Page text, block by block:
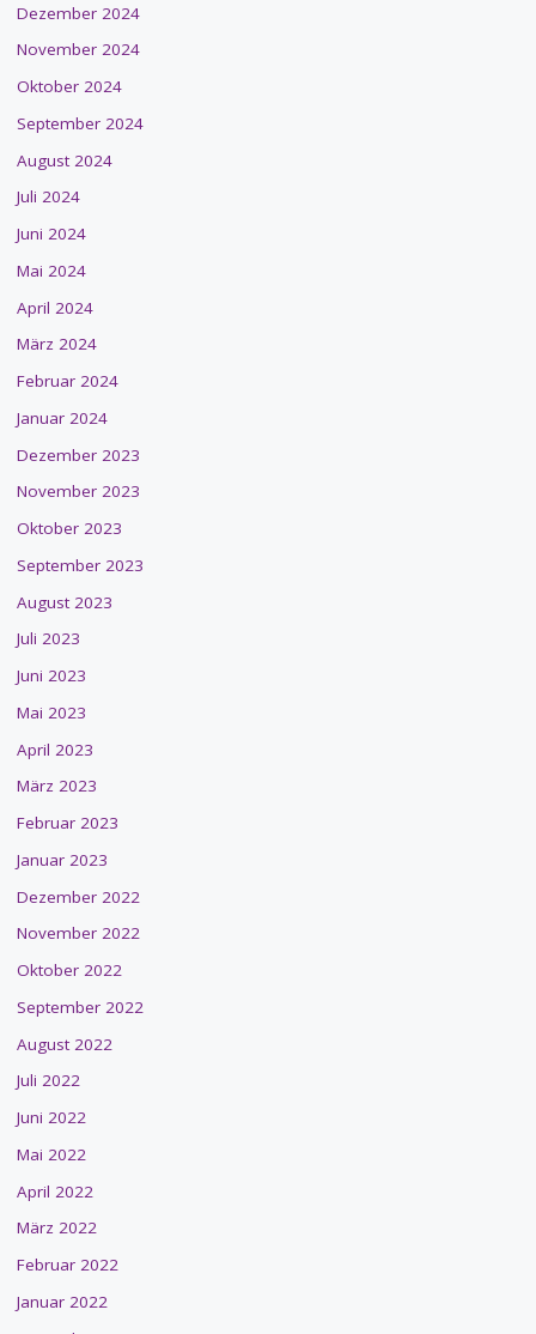
Dezember 2024
November 2024
Oktober 2024
September 2024
August 2024
Juli 2024
Juni 2024
Mai 2024
April 2024
März 2024
Februar 2024
Januar 2024
Dezember 2023
November 2023
Oktober 2023
September 2023
August 2023
Juli 2023
Juni 2023
Mai 2023
April 2023
März 2023
Februar 2023
Januar 2023
Dezember 2022
November 2022
Oktober 2022
September 2022
August 2022
Juli 2022
Juni 2022
Mai 2022
April 2022
März 2022
Februar 2022
Januar 2022